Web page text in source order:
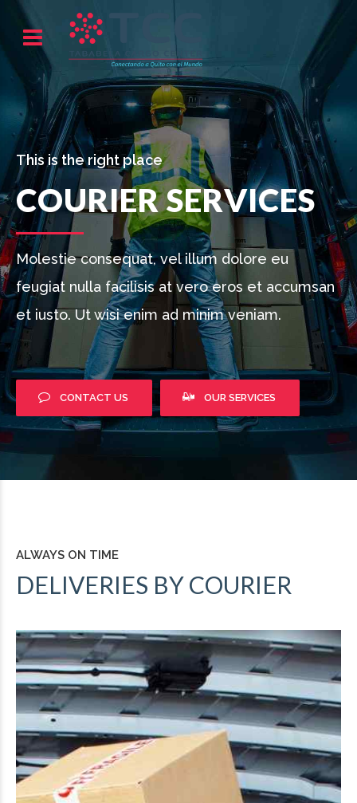
This is the right place
COURIER SERVICES
Molestie consequat, vel illum dolore eu
feugiat nulla facilisis at vero eros et accumsan
et iusto. Ut wisi enim ad minim veniam.
CONTACT US OUR SERVICES
ALWAYS ON TIME
DELIVERIES BY COURIER